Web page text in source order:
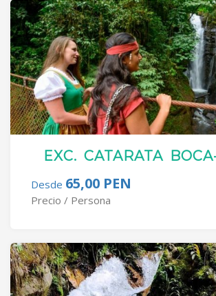
EXC. CATARATA
Desde 65,00 PEN
Precio / Persona